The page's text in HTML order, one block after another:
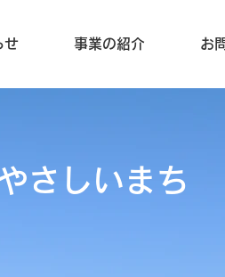
せ 事業の紹介 お
さしいまち